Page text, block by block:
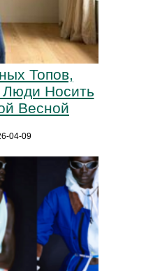
Топов,
Носить
Весной
04-09